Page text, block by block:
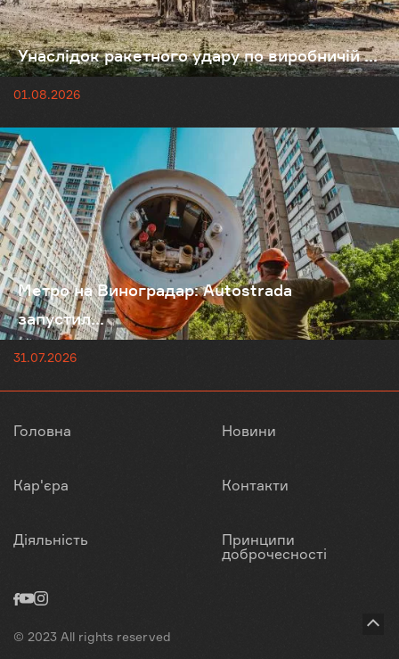
Унаслідок ракетного удару по виробничій ...
01.08.2026
Метро на Виноградар: Autostrada
запустил...
31.07.2026
Головна Новини
Кар'єра Контакти
Діяльність
Принципи
доброчесності
© 2023 All rights reserved